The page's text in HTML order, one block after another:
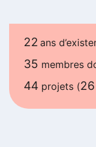
22 ans
35 membres
44 projets (26